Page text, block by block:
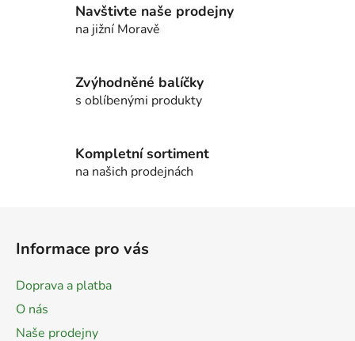
k
ý
p
i
Navštivte naše prodejny
na jižní Moravě
Zvýhodněné balíčky
s oblíbenými produkty
Kompletní sortiment
na našich prodejnách
Informace pro vás
Doprava a platba
O nás
Naše prodejny